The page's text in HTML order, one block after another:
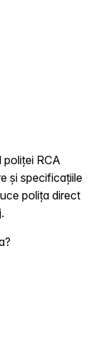
RCA
și specificațiile
polița direct